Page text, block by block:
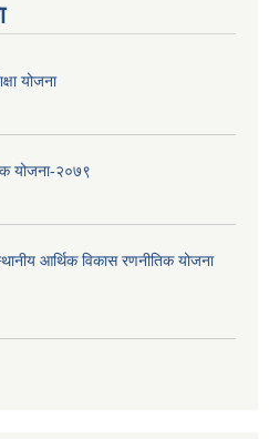
योजना
योजना-२०७९
आर्थिक विकास रणनीतिक योजना